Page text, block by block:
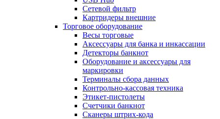
Сетевой фильтр
Картридеры внешние
Торговое оборудование
Весы торговые
Аксессуары для банка и инкассации
Детекторы банкнот
Оборудование и аксессуары для
маркировки
Терминалы сбора данных
Контрольно-кассовая техника
Этикет-пистолеты
Счетчики банкнот
Сканеры штрих-кода